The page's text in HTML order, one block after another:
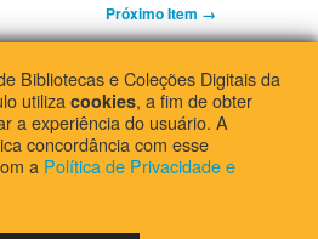
Próximo Item →
da Universidade de São Paulo
Bibliotecas e Coleções Digitais da
utilizacookies, a fim de obter
a experiência do usuário. A
concordância com esse
a Política de Privacidade e